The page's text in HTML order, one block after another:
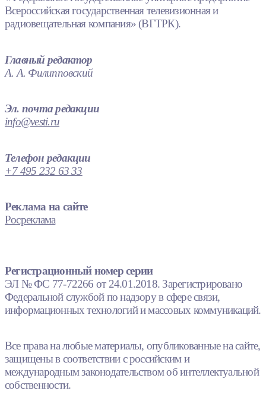
Всероссийская государственная телевизионная и
радиовещательная компания» (ВГТРК).
Главный редактор
А. А. Филипповский
Эл. почта редакции
info@vesti.ru
Телефон редакции
+7 495 232 63 33
Реклама на сайте
Росреклама
Регистрационный номер серии
ЭЛ № ФС 77-72266 от 24.01.2018. Зарегистрировано
Федеральной службой по надзору в сфере связи,
информационных технологий и массовых коммуникаций.
Все права на любые материалы, опубликованные на сайте,
защищены в соответствии с российским и
международным законодательством об интеллектуальной
собственности.